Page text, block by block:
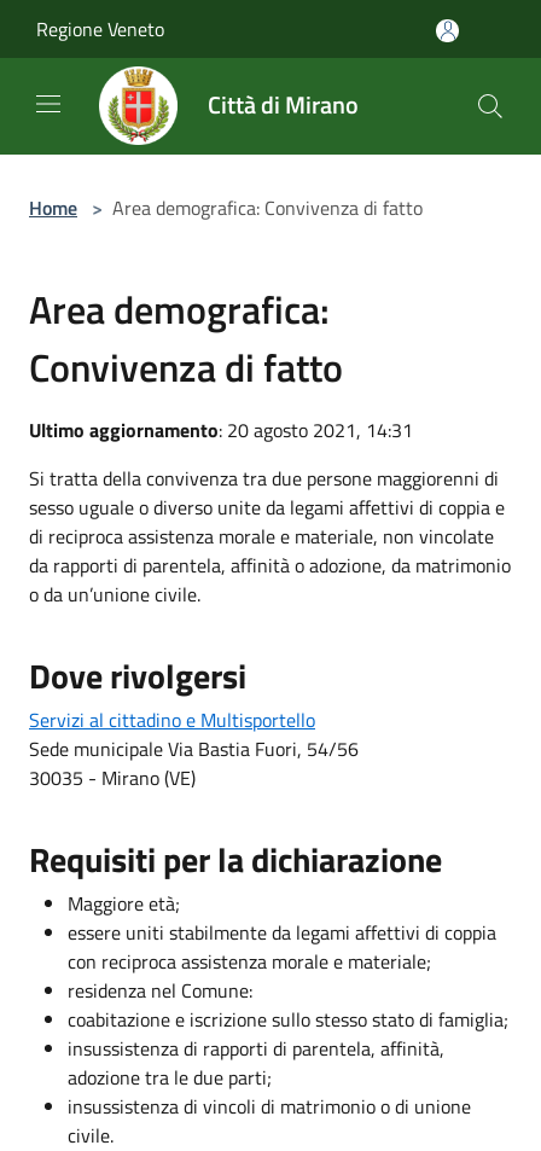
Regione Veneto
Città di Mirano
Home > Area demografica: Convivenza di fatto
Area demografica:
Convivenza di fatto
Ultimo aggiornamento: 20 agosto 2021, 14:31
Si tratta della convivenza tra due persone maggiorenni di
sesso uguale o diverso unite da legami affettivi di coppia e
di reciproca assistenza morale e materiale, non vincolate
da rapporti di parentela, affinità o adozione, da matrimonio
o da un’unione civile.
Dove rivolgersi
Servizi al cittadino e Multisportello
Sede municipale Via Bastia Fuori, 54/56
30035 - Mirano (VE)
Requisiti per la dichiarazione
Maggiore età;
essere uniti stabilmente da legami affettivi di coppia
con reciproca assistenza morale e materiale;
residenza nel Comune:
coabitazione e iscrizione sullo stesso stato di famiglia;
insussistenza di rapporti di parentela, affinità,
adozione tra le due parti;
insussistenza di vincoli di matrimonio o di unione
civile.